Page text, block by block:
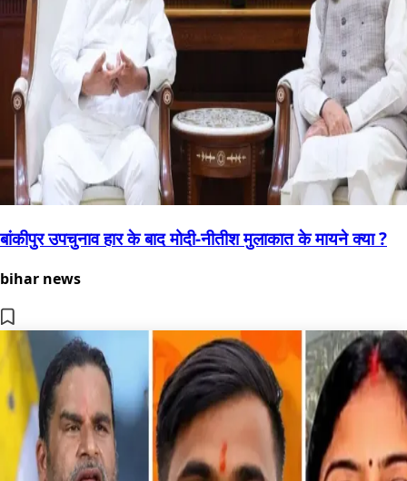
बांकीपुर उपचुनाव हार के बाद मोदी-नीतीश मुलाकात के मायने क्या ?
bihar news